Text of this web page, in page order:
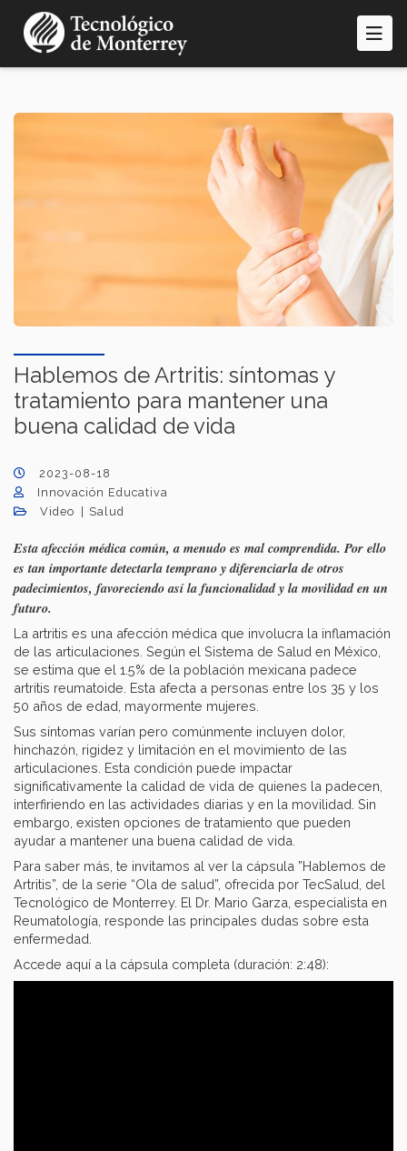
contenido
Hablemos de Artritis: síntomas y
tratamiento para mantener una
buena calidad de vida
2023-08-18
Innovación Educativa
Video
Salud
Esta afección médica común, a menudo es mal comprendida. Por ello
es tan importante detectarla temprano y diferenciarla de otros
padecimientos, favoreciendo así la funcionalidad y la movilidad en un
futuro.
La artritis es una afección médica que involucra la inflamación
de las articulaciones. Según el Sistema de Salud en México,
se estima que el 1.5% de la población mexicana padece
artritis reumatoide. Esta afecta a personas entre los 35 y los
50 años de edad, mayormente mujeres.
Sus síntomas varían pero comúnmente incluyen dolor,
hinchazón, rigidez y limitación en el movimiento de las
articulaciones. Esta condición puede impactar
significativamente la calidad de vida de quienes la padecen,
interfiriendo en las actividades diarias y en la movilidad. Sin
embargo, existen opciones de tratamiento que pueden
ayudar a mantener una buena calidad de vida.
Para saber más, te invitamos al ver la cápsula ”Hablemos de
Artritis”, de la serie “Ola de salud”, ofrecida por TecSalud, del
Tecnológico de Monterrey. El Dr. Mario Garza, especialista en
Reumatología, responde las principales dudas sobre esta
enfermedad.
Accede aquí a la cápsula completa (duración: 2:48):